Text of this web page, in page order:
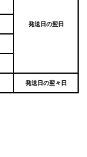
発送日の翌日
発送日の翌々日